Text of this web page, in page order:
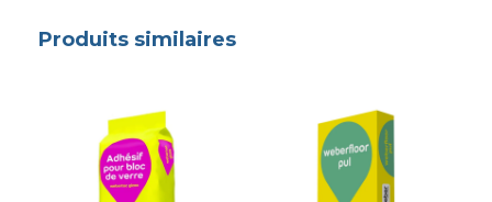
Produits similaires